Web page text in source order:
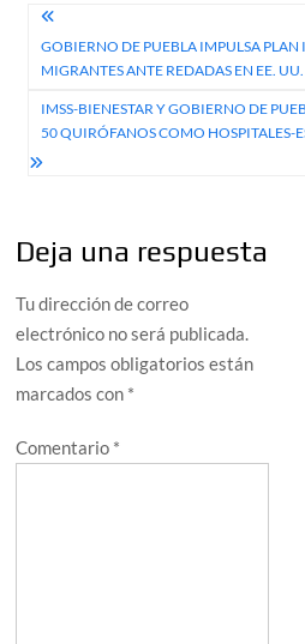
Navegación
de
entradas
GOBIERNO DE PUEBLA IMPULSA PLAN
MIGRANTES ANTE REDADAS EN EE. UU.
IMSS-BIENESTAR Y GOBIERNO DE
50 QUIRÓFANOS COMO HOSPITALES-
Deja una respuesta
Tu dirección de correo
electrónico no será publicada.
Los campos obligatorios están
marcados con *
Comentario *